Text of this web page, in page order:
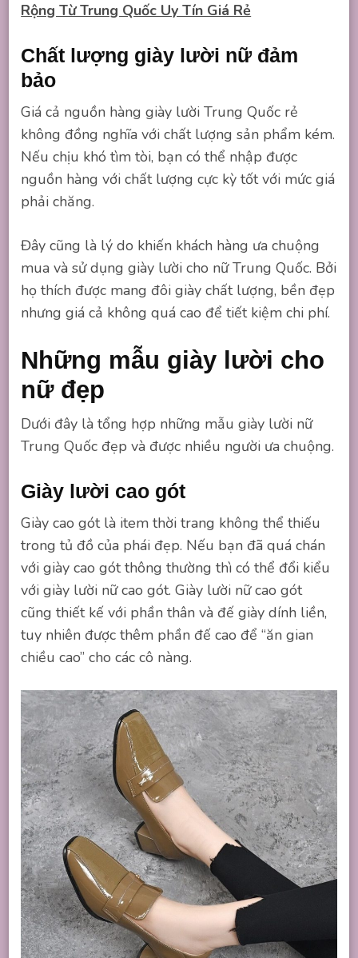
Rộng Từ Trung Quốc Uy Tín Giá Rẻ
Chất lượng giày lười nữ đảm
bảo
Giá cả nguồn hàng giày lười Trung Quốc rẻ
không đồng nghĩa với chất lượng sản phẩm kém.
Nếu chịu khó tìm tòi, bạn có thể nhập được
nguồn hàng với chất lượng cực kỳ tốt với mức giá
phải chăng.
Đây cũng là lý do khiến khách hàng ưa chuộng
mua và sử dụng giày lười cho nữ Trung Quốc. Bởi
họ thích được mang đôi giày chất lượng, bền đẹp
nhưng giá cả không quá cao để tiết kiệm chi phí.
Những mẫu giày lười cho
nữ đẹp
Dưới đây là tổng hợp những mẫu giày lười nữ
Trung Quốc đẹp và được nhiều người ưa chuộng.
Giày lười cao gót
Giày cao gót là item thời trang không thể thiếu
trong tủ đồ của phái đẹp. Nếu bạn đã quá chán
với giày cao gót thông thường thì có thể đổi kiểu
với giày lười nữ cao gót. Giày lười nữ cao gót
cũng thiết kế với phần thân và đế giày dính liền,
tuy nhiên được thêm phần đế cao để “ăn gian
chiều cao” cho các cô nàng.